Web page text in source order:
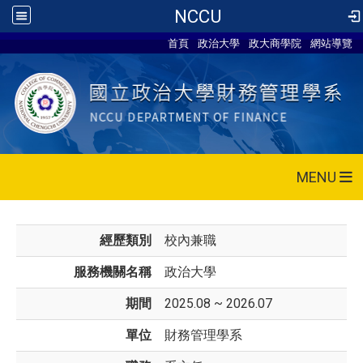
NCCU
首頁 政治大學 政大商學院 網站導覽
MENU
經歷類別 校內兼職
服務機關名稱 政治大學
期間 2025.08 ~ 2026.07
單位 財務管理學系